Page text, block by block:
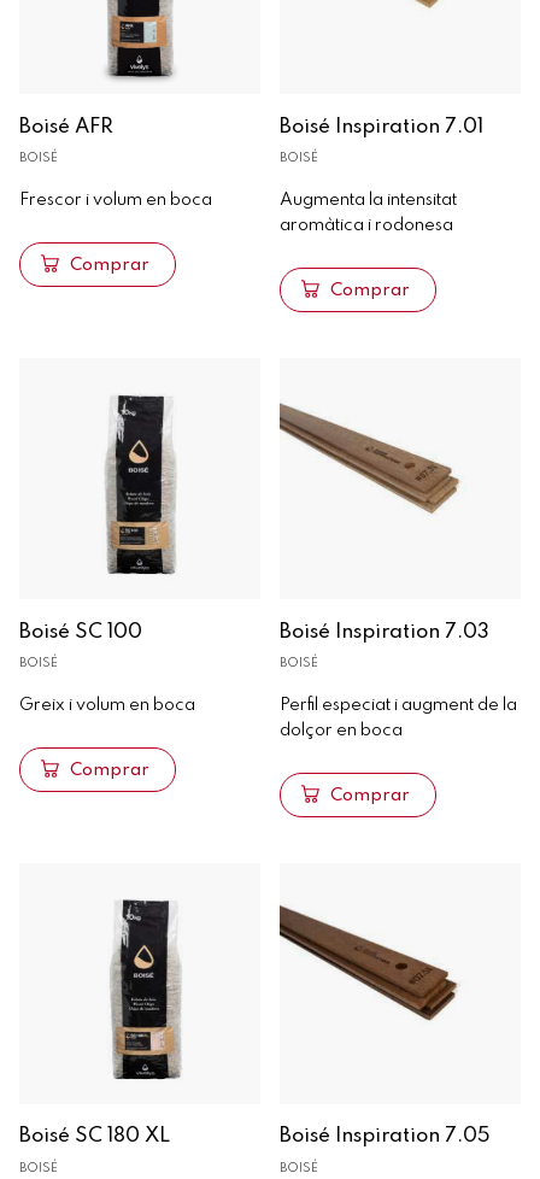
Boisé AFR
BOISÉ
Frescor i volum en boca
Comprar
Boisé Inspiration 7.01
BOISÉ
Augmenta la intensitat
aromàtica i rodonesa
Comprar
Boisé SC 100
BOISÉ
Greix i volum en boca
Comprar
Boisé Inspiration 7.03
BOISÉ
Perfil especiat i augment de la
dolçor en boca
Comprar
Boisé SC 180 XL
BOISÉ
Boisé Inspiration 7.05
BOISÉ